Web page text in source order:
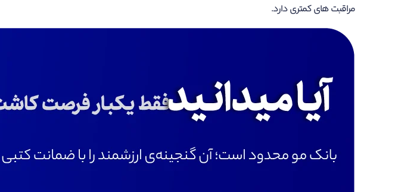
مراقبت های کمتری دارد.